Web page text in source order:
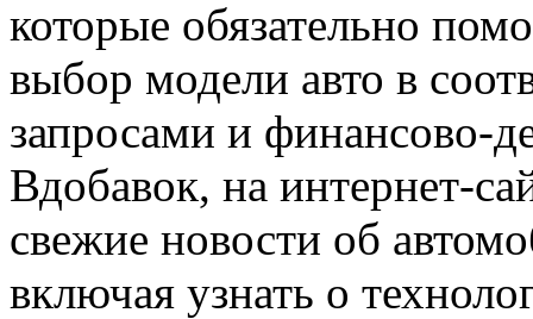
которые обязательно
выбор модели авто в
запросами и финансово-
Вдобавок, на интернет-
свежие новости об
включая узнать о